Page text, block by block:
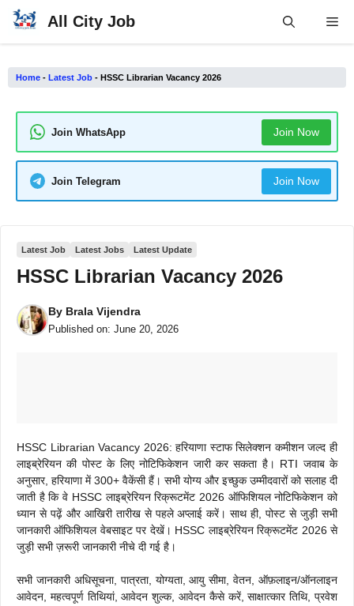
Skip
All City Job
Home - Latest Job - HSSC Librarian Vacancy 2026
Join WhatsApp Join Now
Join Telegram Join Now
Latest Job Latest Jobs Latest Update
HSSC Librarian Vacancy 2026
By Brala Vijendra
Published on: June 20, 2026
HSSC Librarian Vacancy 2026: हरियाणा स्टाफ सिलेक्शन कमीशन जल्द ही
लाइब्रेरियन की पोस्ट के लिए नोटिफिकेशन जारी कर सकता है। RTI जवाब के
अनुसार, हरियाणा में 300+ वैकेंसी हैं। सभी योग्य और इच्छुक उम्मीदवारों को सलाह दी
जाती है कि वे HSSC लाइब्रेरियन रिक्रूटमेंट 2026 ऑफिशियल नोटिफिकेशन को
ध्यान से पढ़ें और आखिरी तारीख से पहले अप्लाई करें। साथ ही, पोस्ट से जुड़ी सभी
जानकारी ऑफिशियल वेबसाइट पर देखें। HSSC लाइब्रेरियन रिक्रूटमेंट 2026 से
जुड़ी सभी ज़रूरी जानकारी नीचे दी गई है।
सभी जानकारी अधिसूचना, पात्रता, योग्यता, आयु सीमा, वेतन, ऑफ़लाइन/ऑनलाइन
आवेदन, महत्वपूर्ण तिथियां, आवेदन शुल्क, आवेदन कैसे करें, साक्षात्कार तिथि, प्रवेश